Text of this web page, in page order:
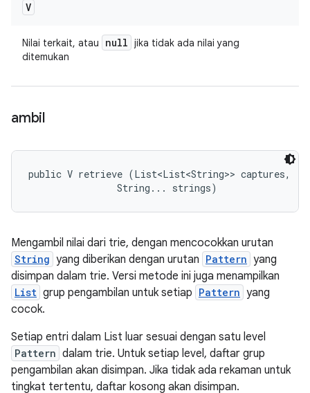
V
Nilai terkait, atau null jika tidak ada nilai yang
ditemukan
ambil
public V retrieve (List<List<String>> captures,
                String... strings)
Mengambil nilai dari trie, dengan mencocokkan urutan
String yang diberikan dengan urutan Pattern yang
disimpan dalam trie. Versi metode ini juga menampilkan
List grup pengambilan untuk setiap Pattern yang
cocok.
Setiap entri dalam List luar sesuai dengan satu level
Pattern dalam trie. Untuk setiap level, daftar grup
pengambilan akan disimpan. Jika tidak ada rekaman untuk
tingkat tertentu, daftar kosong akan disimpan.